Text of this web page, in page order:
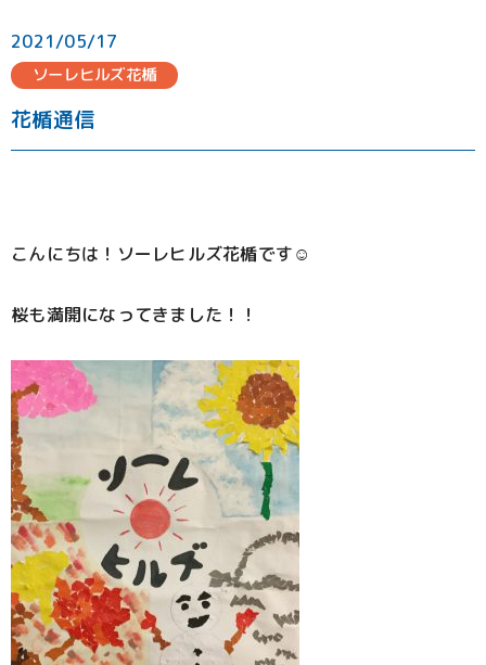
2021/05/17
ソーレヒルズ花楯
花楯通信
こんにちは！ソーレヒルズ花楯です☺
桜も満開になってきました！！